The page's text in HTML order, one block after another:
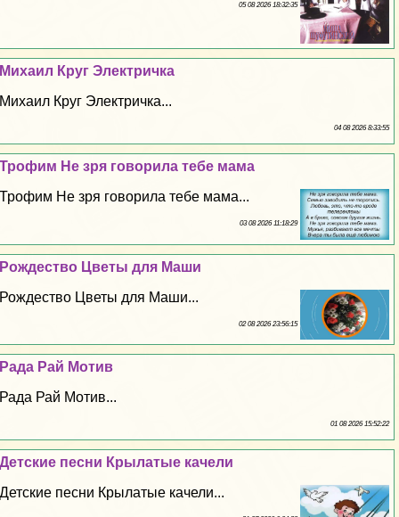
05 08 2026 18:32:35
Михаил Круг Электричка
Михаил Круг Электричка...
04 08 2026 8:33:55
Трофим Не зря говорила тебе мама
Трофим Не зря говорила тебе мама...
03 08 2026 11:18:29
Рождество Цветы для Маши
Рождество Цветы для Маши...
02 08 2026 23:56:15
Рада Рай Мотив
Рада Рай Мотив...
01 08 2026 15:52:22
Детские песни Крылатые качели
Детские песни Крылатые качели...